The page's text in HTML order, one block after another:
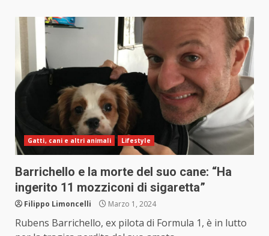
Gatti, cani e altri animali Lifestyle
Barrichello e la morte del suo cane: “Ha
ingerito 11 mozziconi di sigaretta”
Filippo Limoncelli Marzo 1, 2024
Rubens Barrichello, ex pilota di Formula 1, è in lutto